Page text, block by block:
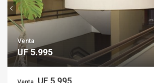
Venta
UF 5.995
UF 5.995